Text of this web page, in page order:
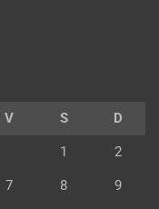
V S D
1 2
7 8 9